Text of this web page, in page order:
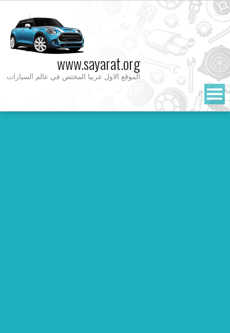
Skip
to
content
www.sayarat.org
الموقع الاول عربيا المختص في عالم السيارات.